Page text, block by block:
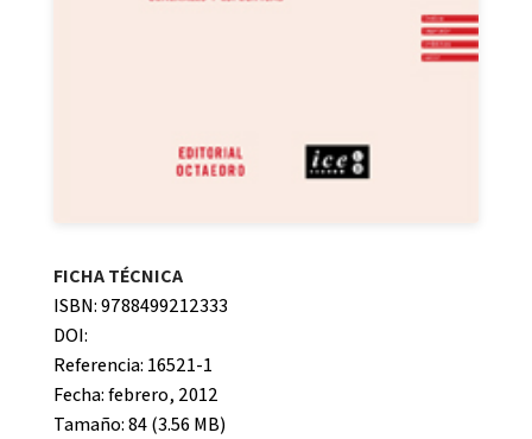
FICHA TÉCNICA
ISBN: 9788499212333
DOI:
Referencia: 16521-1
Fecha: febrero, 2012
Tamaño: 84 (3.56 MB)